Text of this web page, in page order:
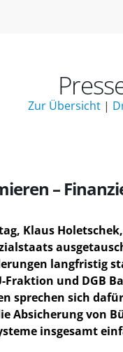
Zur Übersicht|
–
Klaus
langfristig
Fraktion und DGB
sprechen sich
Absicherung von
insgesamt